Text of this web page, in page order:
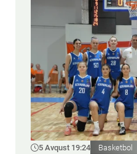
5 Avqust 19:24 Basketbol